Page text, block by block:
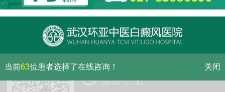
门诊（节假日无休息）
08:00~17:30
当前63位患者选择了在线咨询！ 关闭